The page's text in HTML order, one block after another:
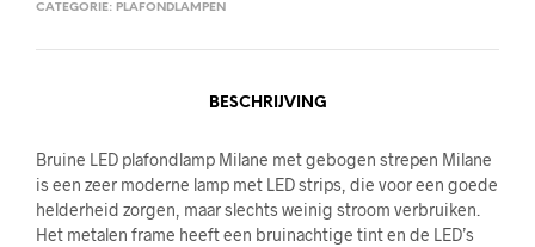
CATEGORIE: PLAFONDLAMPEN
BESCHRIJVING
Bruine LED plafondlamp Milane met gebogen strepen Milane
is een zeer moderne lamp met LED strips, die voor een goede
helderheid zorgen, maar slechts weinig stroom verbruiken.
Het metalen frame heeft een bruinachtige tint en de LED’s